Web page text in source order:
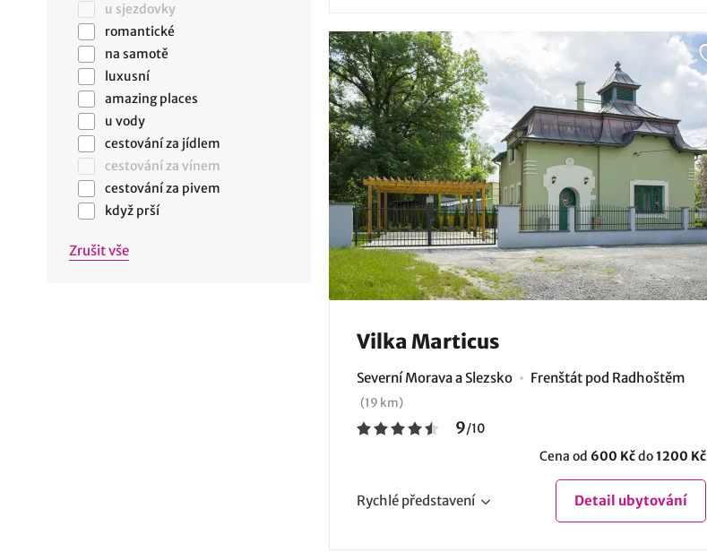
u sjezdovky
romantické
na samotě
luxusní
amazing places
u vody
cestování za jídlem
cestování za vínem
cestování za pivem
když prší
Zrušit vše
Vilka Marticus
Severní Morava a Slezsko Frenštát pod Radhoštěm
(19 km)
9/10
Cena od 600 Kčdo1200 Kč
Rychlé představení Detail ubytování